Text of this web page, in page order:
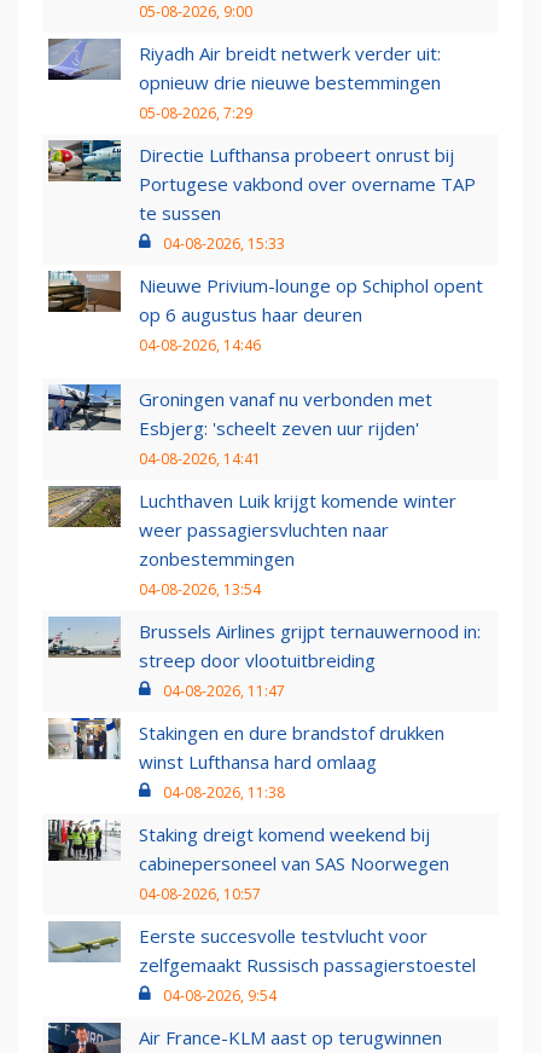
05-08-2026, 9:00
Riyadh Air breidt netwerk verder uit:
opnieuw drie nieuwe bestemmingen
05-08-2026, 7:29
Directie Lufthansa probeert onrust bij
Portugese vakbond over overname TAP
te sussen
04-08-2026, 15:33
Nieuwe Privium-lounge op Schiphol opent
op 6 augustus haar deuren
04-08-2026, 14:46
Groningen vanaf nu verbonden met
Esbjerg: 'scheelt zeven uur rijden'
04-08-2026, 14:41
Luchthaven Luik krijgt komende winter
weer passagiersvluchten naar
zonbestemmingen
04-08-2026, 13:54
Brussels Airlines grijpt ternauwernood in:
streep door vlootuitbreiding
04-08-2026, 11:47
Stakingen en dure brandstof drukken
winst Lufthansa hard omlaag
04-08-2026, 11:38
Staking dreigt komend weekend bij
cabinepersoneel van SAS Noorwegen
04-08-2026, 10:57
Eerste succesvolle testvlucht voor
zelfgemaakt Russisch passagierstoestel
04-08-2026, 9:54
Air France-KLM aast op terugwinnen